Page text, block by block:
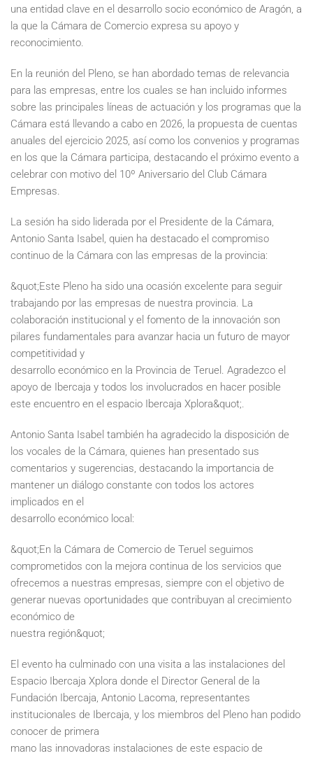
una entidad clave en el desarrollo socio económico de Aragón, a
la que la Cámara de Comercio expresa su apoyo y
reconocimiento.
En la reunión del Pleno, se han abordado temas de relevancia
para las empresas, entre los cuales se han incluido informes
sobre las principales líneas de actuación y los programas que la
Cámara está llevando a cabo en 2026, la propuesta de cuentas
anuales del ejercicio 2025, así como los convenios y programas
en los que la Cámara participa, destacando el próximo evento a
celebrar con motivo del 10º Aniversario del Club Cámara
Empresas.
La sesión ha sido liderada por el Presidente de la Cámara,
Antonio Santa Isabel, quien ha destacado el compromiso
continuo de la Cámara con las empresas de la provincia:
&quot;Este Pleno ha sido una ocasión excelente para seguir
trabajando por las empresas de nuestra provincia. La
colaboración institucional y el fomento de la innovación son
pilares fundamentales para avanzar hacia un futuro de mayor
competitividad y
desarrollo económico en la Provincia de Teruel. Agradezco el
apoyo de Ibercaja y todos los involucrados en hacer posible
este encuentro en el espacio Ibercaja Xplora&quot;.
Antonio Santa Isabel también ha agradecido la disposición de
los vocales de la Cámara, quienes han presentado sus
comentarios y sugerencias, destacando la importancia de
mantener un diálogo constante con todos los actores
implicados en el
desarrollo económico local:
&quot;En la Cámara de Comercio de Teruel seguimos
comprometidos con la mejora continua de los servicios que
ofrecemos a nuestras empresas, siempre con el objetivo de
generar nuevas oportunidades que contribuyan al crecimiento
económico de
nuestra región&quot;
El evento ha culminado con una visita a las instalaciones del
Espacio Ibercaja Xplora donde el Director General de la
Fundación Ibercaja, Antonio Lacoma, representantes
institucionales de Ibercaja, y los miembros del Pleno han podido
conocer de primera
mano las innovadoras instalaciones de este espacio de